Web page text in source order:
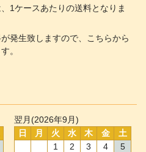
1ケースあたりの送料となりま
発生致しますので、こちらから
。
翌月(2026年9月)
日
月 火 水 木 金
土
1
2 3 4
5